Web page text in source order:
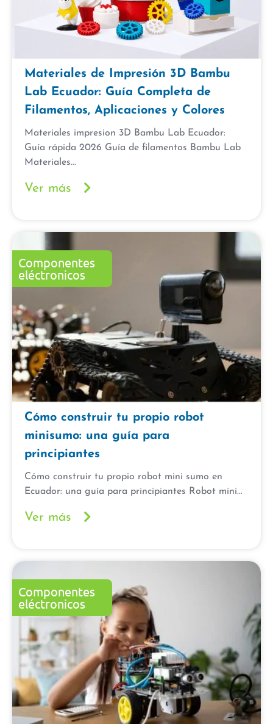
Materiales de Impresión 3D Bambu
Lab Ecuador: Guía Completa de
Filamentos, Aplicaciones y Colores
Materiales impresion 3D Bambu Lab Ecuador:
Guía rápida 2026 Guía de filamentos Bambu Lab
Materiales...
Ver más
Componentes
eléctronicos
Cómo construir tu propio robot
minisumo: una guía para
principiantes
Cómo construir tu propio robot mini sumo en
Ecuador: una guía para principiantes Robot mini...
Ver más
Componentes
eléctronicos